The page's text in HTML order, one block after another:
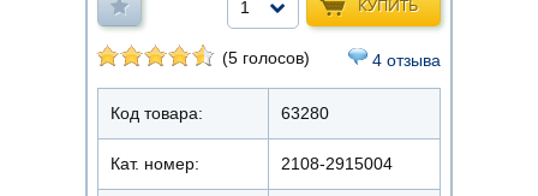
КУПИТЬ
1
(5 голосов) 4 отзыва
Код товара: 63280
Кат. номер: 2108-2915004